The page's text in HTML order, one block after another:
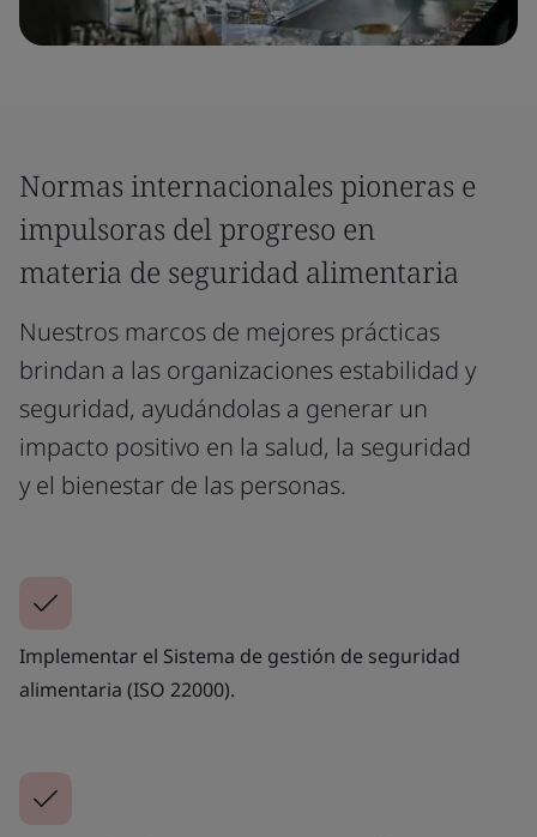
Normas internacionales pioneras e
impulsoras del progreso en
materia de seguridad alimentaria
Nuestros marcos de mejores prácticas
brindan a las organizaciones estabilidad y
seguridad, ayudándolas a generar un
impacto positivo en la salud, la seguridad
y el bienestar de las personas.
Implementar el Sistema de gestión de seguridad
alimentaria (ISO 22000).